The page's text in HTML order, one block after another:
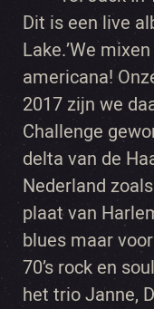
Dit is een live
Lake.’We
americana!
2017 zijn we
Challenge
delta van de
Nederland
plaat van
blues maar
70’s rock en
het trio Janne,